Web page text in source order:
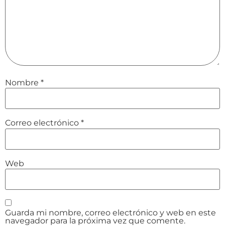
Nombre *
Correo electrónico *
Web
Guarda mi nombre, correo electrónico y web en este
navegador para la próxima vez que comente.